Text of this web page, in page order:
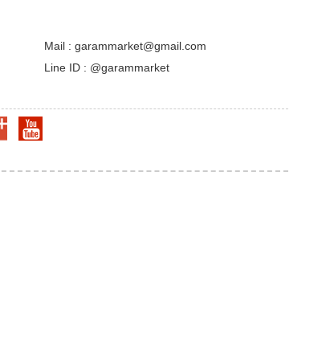
Mail : garammarket@gmail.com
Line ID : @garammarket